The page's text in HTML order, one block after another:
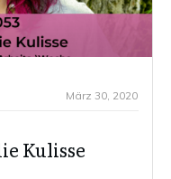
März 30, 2020
Kulisse